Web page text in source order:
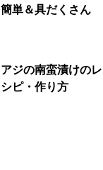
簡単＆具だくさん
アジの南蛮漬けのレ
シピ・作り方